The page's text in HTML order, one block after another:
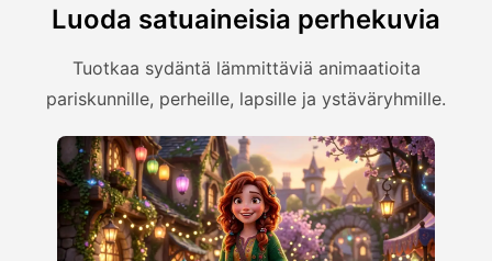
Luoda satuaineisia perhekuvia
Tuotkaa sydäntä lämmittäviä animaatioita
pariskunnille, perheille, lapsille ja ystäväryhmille.